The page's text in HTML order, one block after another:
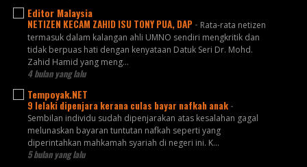
Editor Malaysia
NETIZEN KECAM ZAHID ISU TONY PUA, DAP - Rata-rata netizen
termasuk dalam kalangan ahli UMNO sendiri mengkritik dan
tidak berpuas hati dengan kenyataan Datuk Seri Dr. Mohd.
Zahid Hamid yang meng...
4 bulan yang lalu
Tempoyak.NET
9 lelaki dipenjara kerana culas bayar nafkah anak -
Sembilan individu sudah dipenjarakan atas kesalahan gagal
melunaskan bayaran tuntutan nafkah seperti yang
diperintahkan mahkamah syariah di negeri ini. K...
5 bulan yang lalu